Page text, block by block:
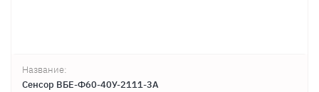
Название:
Сенсор ВБЕ-Ф60-40У-2111-3А